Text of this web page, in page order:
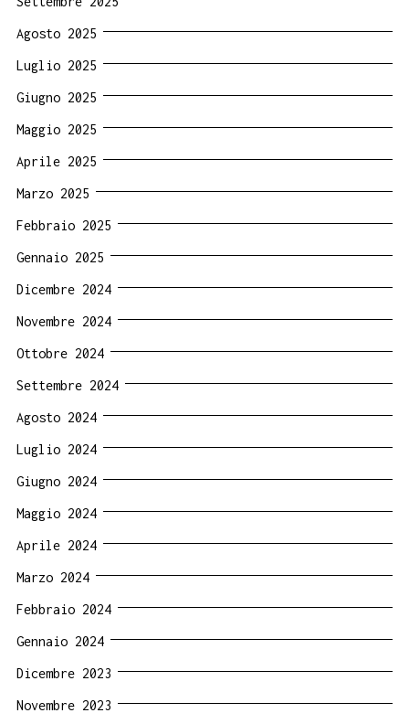
Agosto 2025
Luglio 2025
Giugno 2025
Maggio 2025
Aprile 2025
Marzo 2025
Febbraio 2025
Gennaio 2025
Dicembre 2024
Novembre 2024
Ottobre 2024
Settembre 2024
Agosto 2024
Luglio 2024
Giugno 2024
Maggio 2024
Aprile 2024
Marzo 2024
Febbraio 2024
Gennaio 2024
Dicembre 2023
Novembre 2023